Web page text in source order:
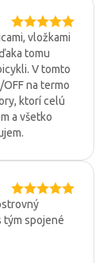
vložkami
tomu
V tomto
na termo
ktorí celú
a všetko
tým spojené